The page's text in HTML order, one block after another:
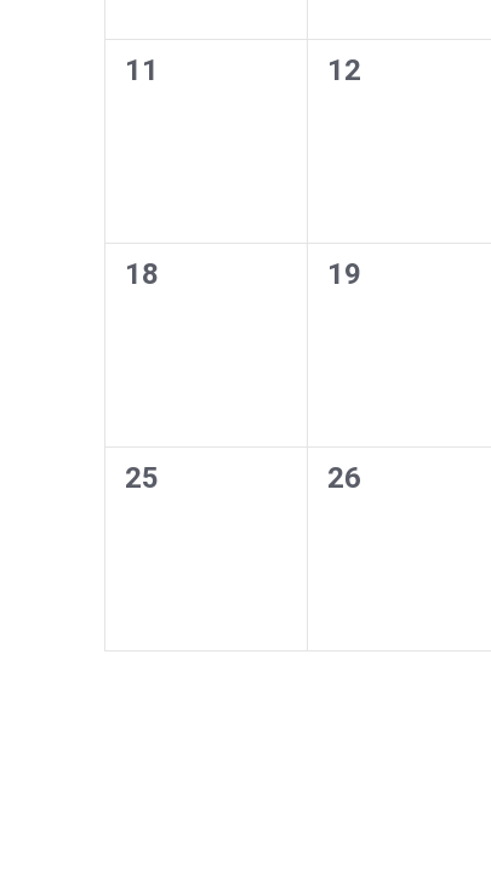
0
11
0
12
0
18
0
19
0
25
0
26